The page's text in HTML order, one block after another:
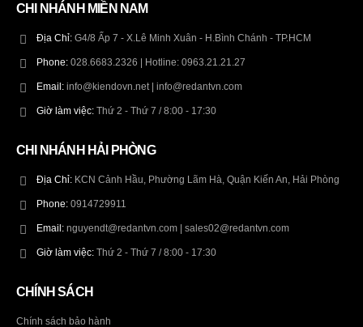
CHI NHÁNH MIỀN NAM
Địa Chỉ: G4/8 Ấp 7 - X.Lê Minh Xuân - H.Bình Chánh - TP.HCM
Phone: 028.6683.2326 | Hotline: 0963.21.21.27
Email: info@kiendovn.net | info@redantvn.com
Giờ làm việc: Thứ 2 - Thứ 7 / 8:00 - 17:30
CHI NHÁNH HẢI PHÒNG
Địa Chỉ: KCN Cảnh Hầu, Phường Lãm Hà, Quận Kiến An, Hải Phòng
Phone: 0914729911
Email: nguyendt@redantvn.com | sales02@redantvn.com
Giờ làm việc: Thứ 2 - Thứ 7 / 8:00 - 17:30
CHÍNH SÁCH
Chính sách bảo hành